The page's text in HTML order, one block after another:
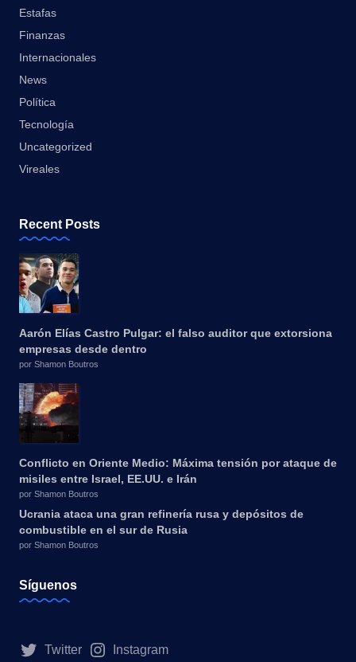
Estafas
Finanzas
Internacionales
News
Política
Tecnología
Uncategorized
Vireales
Recent Posts
Aarón Elías Castro Pulgar: el falso auditor que extorsiona
empresas desde dentro
por Shamon Boutros
Conflicto en Oriente Medio: Máxima tensión por ataque de
misiles entre Israel, EE.UU. e Irán
por Shamon Boutros
Ucrania ataca una gran refinería rusa y depósitos de
combustible en el sur de Rusia
por Shamon Boutros
Síguenos
Twitter Instagram